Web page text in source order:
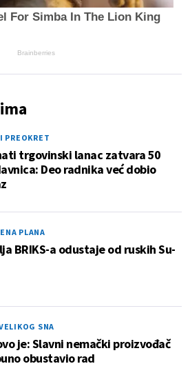
For Simba In The Lion King
Brainberries
PREOKRET
trgovinski lanac zatvara 50
Deo radnika već dobio
PLANA
BRIKS-a odustaje od ruskih Su-
SNA
je: Slavni nemački proizvođač
obustavio rad